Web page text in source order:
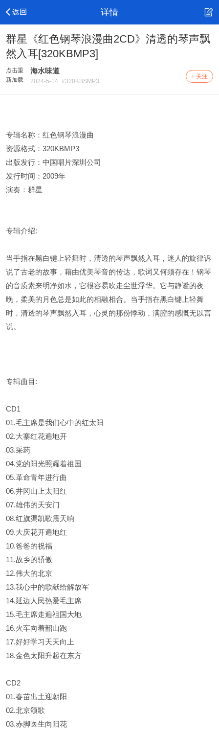
详情
群星《红色钢琴浪漫曲2CD》清透的琴声飘
然入耳[320KBMP3]
点击重
新加载
海水味道
2024-5-14 #320KBSMP3
+ 关注
专辑名称：红色钢琴浪漫曲
资源格式：320KBMP3
出版发行：中国唱片深圳公司
发行时间：2009年
演奏：群星
专辑介绍:
当手指在黑白键上轻舞时，清透的琴声飘然入耳，迷人的旋律诉
说了古老的故事，藉由优美琴音的传达，歌词又何须存在！钢琴
的音质素来明净如水，它很容易吹走尘世浮华。它与静谧的夜
晚，柔美的月色总是如此的相融相合。当手指在黑白键上轻舞
时，清透的琴声飘然入耳，心灵的那份悸动，满腔的感慨无以言
说。
专辑曲目:
CD1
01.毛主席是我们心中的红太阳
02.大寨红花遍地开
03.采药
04.党的阳光照耀着祖国
05.革命青年进行曲
06.井冈山上太阳红
07.雄伟的天安门
08.红旗渠凯歌震天响
09.大庆花开遍地红
10.爸爸的祝福
11.故乡的骄傲
12.伟大的北京
13.我心中的歌献给解放军
14.延边人民热爱毛主席
15.毛主席走遍祖国大地
16.火车向着韶山跑
17.好好学习天天向上
18.金色太阳升起在东方
CD2
01.春苗出土迎朝阳
02.北京颂歌
03.赤脚医生向阳花